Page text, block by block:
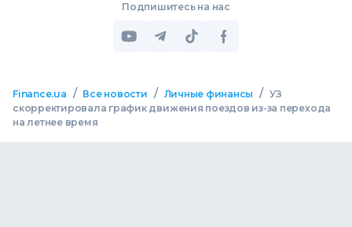
Подпишитесь на нас
Finance.ua / Все новости / Личные финансы / УЗ
скорректировала график движения поездов из-за перехода
на летнее время